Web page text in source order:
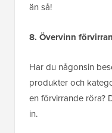
än så!
8. Övervinn
Har du någonsin
produkter och
en förvirrande röra?
in.